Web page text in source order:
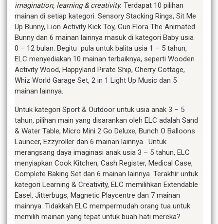
imagination, learning & creativity. Terdapat 10 pilihan
mainan di setiap kategori. Sensory Stacking Rings, Sit Me
Up Bunny, Lion Activity Kick Toy, Gun Flora The Animated
Bunny dan 6 mainan lainnya masuk di kategori Baby usia
0 – 12 bulan. Begitu pula untuk balita usia 1 – 5 tahun,
ELC menyediakan 10 mainan terbaiknya, seperti Wooden
Activity Wood, Happyland Pirate Ship, Cherry Cottage,
Whiz World Garage Set, 2 in 1 Light Up Music dan 5
mainan lainnya.
Untuk kategori Sport & Outdoor untuk usia anak 3 – 5
tahun, pilihan main yang disarankan oleh ELC adalah Sand
& Water Table, Micro Mini 2 Go Deluxe, Bunch O Balloons
Launcer, Ezzyroller dan 6 mainan lainnya. Untuk
merangsang daya imaginasi anak usia 3 – 5 tahun, ELC
menyiapkan Cook Kitchen, Cash Register, Medical Case,
Complete Baking Set dan 6 mainan lainnya. Terakhir untuk
kategori Learning & Creativity, ELC memilihkan Extendable
Easel, Jitterbugs, Magnetic Playcentre dan 7 mainan
mainnya. Tidakkah ELC mempermudah orang tua untuk
memilih mainan yang tepat untuk buah hati mereka?